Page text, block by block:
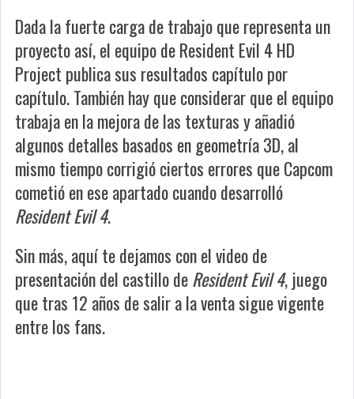
Dada la fuerte carga de trabajo que representa un
proyecto así, el equipo de Resident Evil 4 HD
Project publica sus resultados capítulo por
capítulo. También hay que considerar que el equipo
trabaja en la mejora de las texturas y añadió
algunos detalles basados en geometría 3D, al
mismo tiempo corrigió ciertos errores que Capcom
cometió en ese apartado cuando desarrolló
Resident Evil 4.
Sin más, aquí te dejamos con el video de
presentación del castillo deResident Evil 4, juego
que tras 12 años de salir a la venta sigue vigente
entre los fans.